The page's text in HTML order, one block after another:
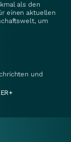
als den
einen aktuellen
um
und